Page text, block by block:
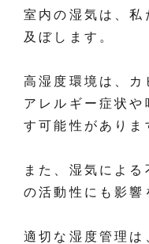
室内の湿気は、私
及ぼします。
高湿度環境は、カ
アレルギー症状や
す可能性がありま
また、湿気によ
の活動性にも影響
適切な湿度管理は